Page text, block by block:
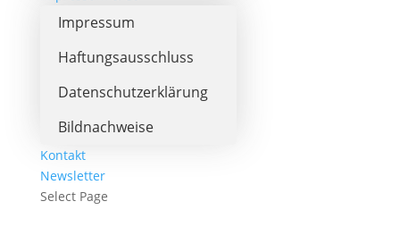
Impressum
Haftungsausschluss
Datenschutzerklärung
Bildnachweise
Kontakt
Newsletter
Select Page